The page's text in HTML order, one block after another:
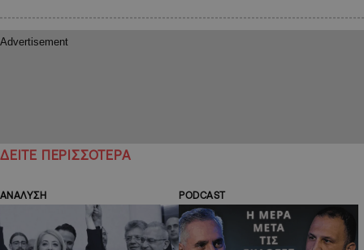
ΔΕΙΤΕ ΠΕΡΙΣΣΟΤΕΡΑ
ΑΝΑΛΥΣΗ PODCAST